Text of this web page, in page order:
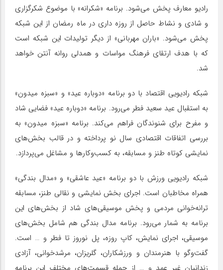
رادیو معارف پخش می‌شود. برنامه «شکرانه» با موضوع شکرگزاری
و شادی و نشاط حاصل از روزه داری در ماه رمضان از این شبکه
پخش می‌شود. «باران مهربانی» از دیگر تولیدات این شبکه است
که با هدف ارتقای فرهنگ مواسات و همدلی روانه آنتن خواهد
شد.
شبکه رادیویی اقتصاد با دو برنامه «دوباره عید» و «سبزه میدون»
به استقبال عید سعید فطر می‌رود. ‌برنامه «دوباره عید» فضایی شاد
و مفرح برای شنوندگان فراهم می‌کند. برنامه «سبزه میدون» به
بررسی اتفاقات اقتصادی سال نو پرداخته و در قالب بخش‌های
نمایشی کوتاه طنز و مسابقه، به کسب‌وکارها و مشاغل می‌پردازد.
شبکه رادیویی ورزش با دو ‌برنامه «عید عاشقی» و «مدال بندگی»
همراه مخاطبان است. اجرای بخش نمایشی و نقالی طنز، مسابقه
ترانه‌خوانی مردمی و پخش موسیقی‌های شاد از بخش‌های این
برنامه به شمار می‌رود. برنامه مدال بندگی هم شامل بخش‌های
موسیقی، اجرای نمایش، کاپ روزه، پل نوروز تا فطر و … است.
گفت‌وگو با هنرمندان و ورزشکاران، گلریزان، مرشدخوانی، آزادی